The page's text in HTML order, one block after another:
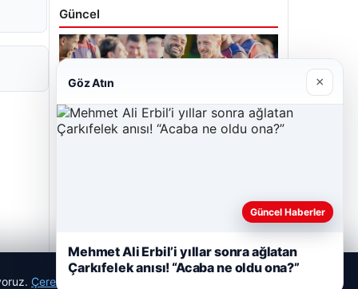
Güncel
06/08/2026
Mohamed Salah, Trabzonspor’la ilk resmi
05/08/2026
2 Yaşındaki Bebeğin Hayatını Kurtaran
Çerez Politikamız
Göz Atın ×
Güncel Haberler
Mehmet Ali Erbil’i yıllar sonra ağlatan
Çarkıfelek anısı! “Acaba ne oldu ona?”